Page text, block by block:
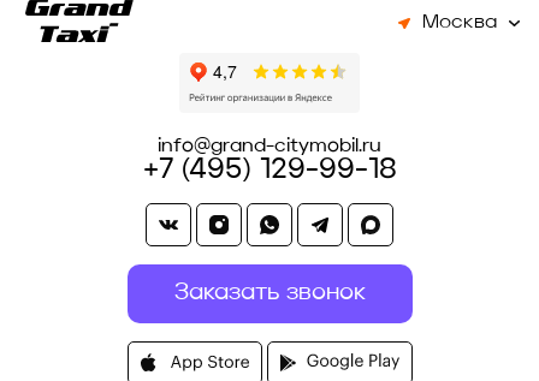
Москва
info@grand-citymobil.ru
+7 (495) 129-99-18
Заказать звонок